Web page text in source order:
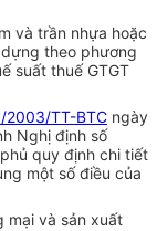
và trần nhựa hoặc
theo phương
suất thuế GTGT
2003/TT-BTC ngày
Nghị định số
quy định chi tiết
một số điều của
mại và sản xuất